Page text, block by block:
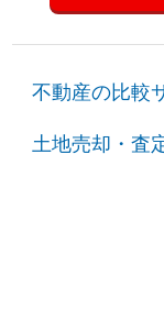
不動産の比較
土地売却・査